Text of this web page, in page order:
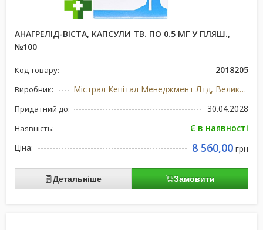
АНАГРЕЛІД-ВІСТА, КАПСУЛИ ТВ. ПО 0.5 МГ У ПЛЯШ.,
№100
Код товару: 2018205
Виробник: Містрал Кепітал Менеджмент Лтд, Великобританія
Придатний до: 30.04.2028
Наявність: Є в наявності
Ціна: 8 560,00 грн
Детальніше Замовити